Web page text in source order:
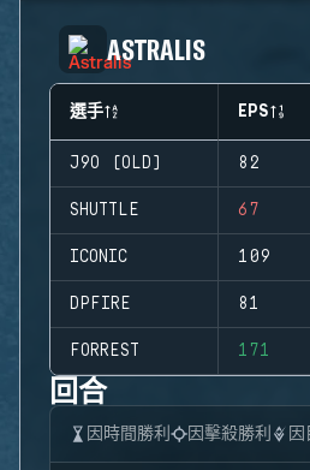
ASTRALIS
選手 EPS
J9O (OLD) 82
SHUTTLE 67
ICONIC 109
DPFIRE 81
FORREST 171
回合
因時間勝利 因擊殺勝利